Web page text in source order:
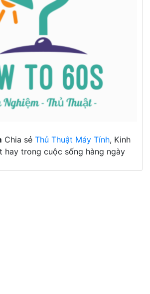
Chia sẻ Thủ Thuật Máy Tính, Kinh
hay trong cuộc sống hàng ngày